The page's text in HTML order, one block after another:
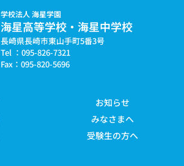
学校法人 海星学園
海星高等学校・海星中学校
長崎県長崎市東山手町5番3号
Tel ：095-826-7321
Fax：095-820-5696
お知らせ
みなさまへ
受験生の方へ